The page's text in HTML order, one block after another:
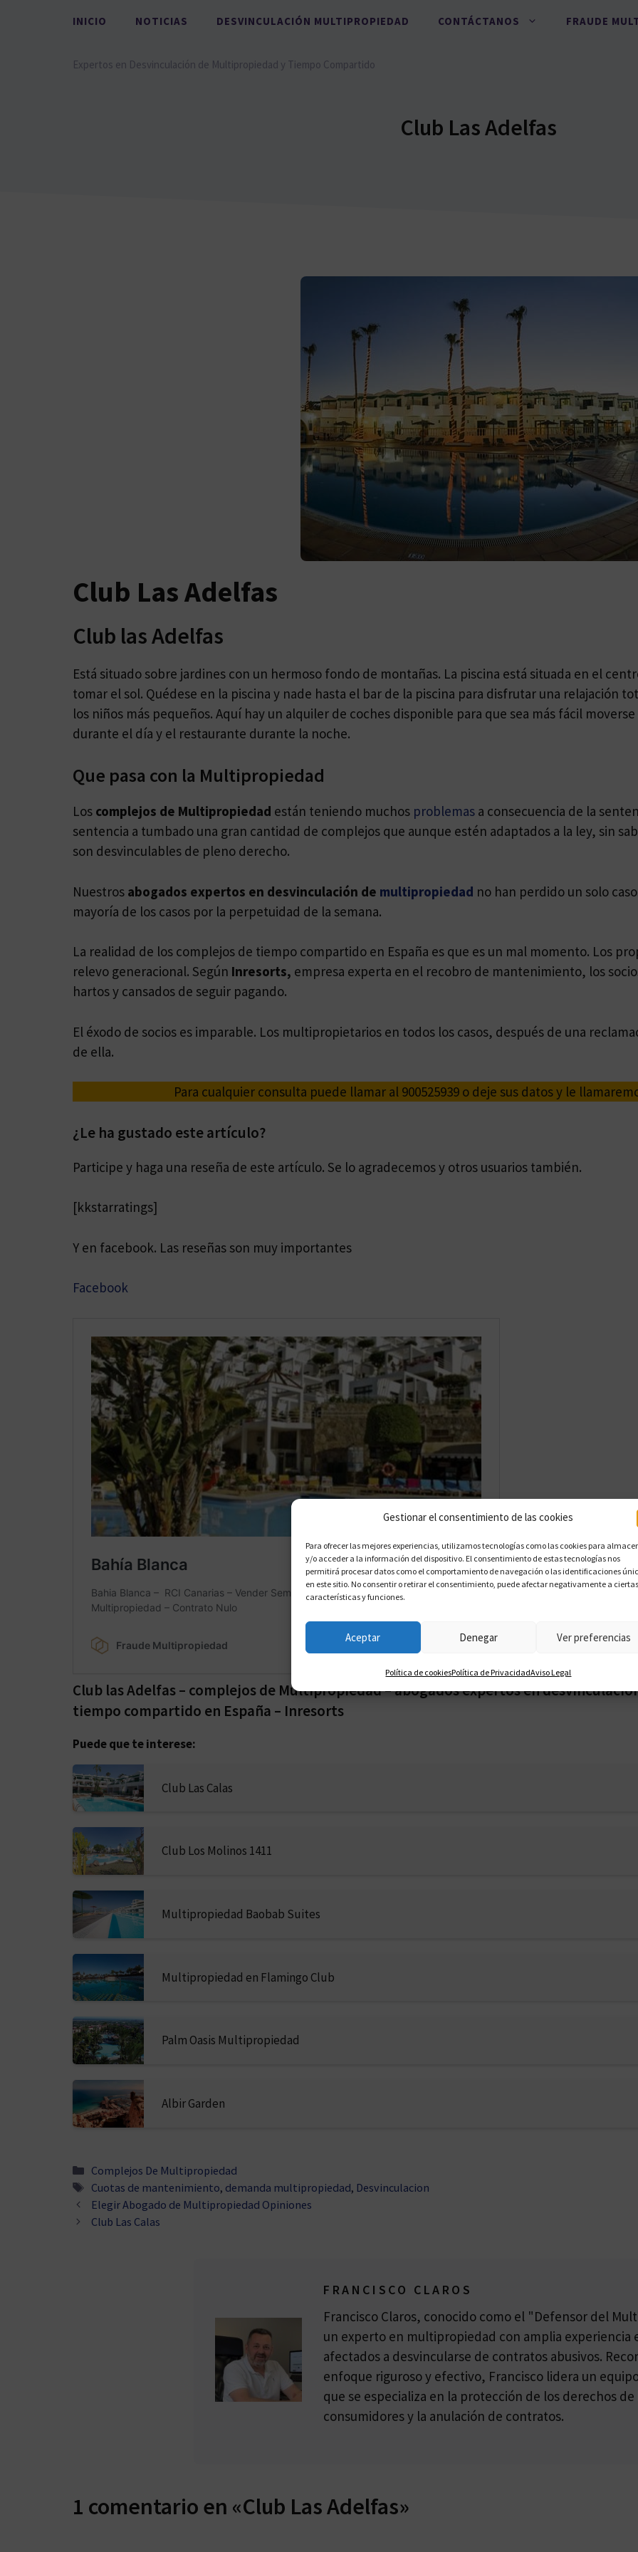
Gestionar el consentimiento de las cookies
Para ofrecer las mejores experiencias, utilizamos tecnologías como las cookies para
y/o acceder a la información del dispositivo. El consentimiento de estas tecnologías nos
permitirá procesar datos como el comportamiento de navegación o las identificaciones
en este sitio. No consentir o retirar el consentimiento, puede afectar negativamente a ciertas
características y funciones.
Aceptar Denegar Ver preferencias
Política de cookiesPolítica de PrivacidadAviso Legal
INICIO NOTICIAS DESVINCULACIÓN MULTIPROPIEDAD CONTÁCTANOS FRAUDE
Expertos en Desvinculación de Multipropiedad y Tiempo Compartido
Club Las Adelfas
Club Las Adelfas
Club las Adelfas
Está situado sobre jardines con un hermoso fondo de montañas. La piscina está situada en el
tomar el sol. Quédese en la piscina y nade hasta el bar de la piscina para disfrutar una relajación
los niños más pequeños. Aquí hay un alquiler de coches disponible para que sea más fácil
durante el día y el restaurante durante la noche.
Que pasa con la Multipropiedad
Los complejos de Multipropiedad están teniendo muchos problemas a consecuencia de la
sentencia a tumbado una gran cantidad de complejos que aunque estén adaptados a la ley, sin
son desvinculables de pleno derecho.
Nuestros abogados expertos en desvinculación de multipropiedad no han perdido un solo
mayoría de los casos por la perpetuidad de la semana.
La realidad de los complejos de tiempo compartido en España es que es un mal momento. Los
relevo generacional. Según Inresorts, empresa experta en el recobro de mantenimiento, los
hartos y cansados de seguir pagando.
El éxodo de socios es imparable. Los multipropietarios en todos los casos, después de una
de ella.
Para cualquier consulta puede llamar al 900525939 o deje sus datos y le
¿Le ha gustado este artículo?
Participe y haga una reseña de este artículo. Se lo agradecemos y otros usuarios también.
[kkstarratings]
Y en facebook. Las reseñas son muy importantes
Facebook
Club las Adelfas – complejos de Multipropiedad – abogados expertos en
tiempo compartido en España – Inresorts
Puede que te interese:
Club Las Calas
Club Los Molinos 1411
Multipropiedad Baobab Suites
Multipropiedad en Flamingo Club
Palm Oasis Multipropiedad
Albir Garden
Categorías
Complejos De Multipropiedad
Etiquetas
Cuotas de mantenimiento, demanda multipropiedad, Desvinculacion
Elegir Abogado de Multipropiedad Opiniones
Club Las Calas
FRANCISCO CLAROS
Francisco Claros, conocido como el "Defensor del
un experto en multipropiedad con amplia experiencia
afectados a desvincularse de contratos abusivos.
enfoque riguroso y efectivo, Francisco lidera un
que se especializa en la protección de los derechos de
consumidores y la anulación de contratos.
1 comentario en «Club Las Adelfas»